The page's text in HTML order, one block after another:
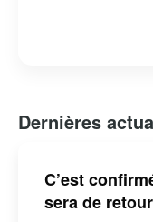
Dernières
C’est
sera de